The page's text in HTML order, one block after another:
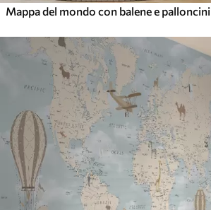
Mappa del mondo con balene e palloncini